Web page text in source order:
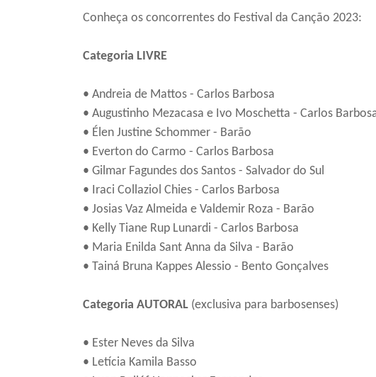
Conheça os concorrentes do Festival da Canção 2023:
Categoria LIVRE
• Andreia de Mattos - Carlos Barbosa
• Augustinho Mezacasa e Ivo Moschetta - Carlos
• Élen Justine Schommer - Barão
• Everton do Carmo - Carlos Barbosa
• Gilmar Fagundes dos Santos - Salvador do Sul
• Iraci Collaziol Chies - Carlos Barbosa
• Josias Vaz Almeida e Valdemir Roza - Barão
• Kelly Tiane Rup Lunardi - Carlos Barbosa
• Maria Enilda Sant Anna da Silva - Barão
• Tainá Bruna Kappes Alessio - Bento Gonçalves
Categoria AUTORAL (exclusiva para barbosenses)
• Ester Neves da Silva
• Letícia Kamila Basso